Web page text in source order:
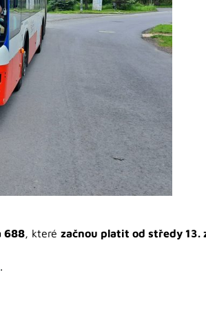
688, které začnou platit od středy 13.
.